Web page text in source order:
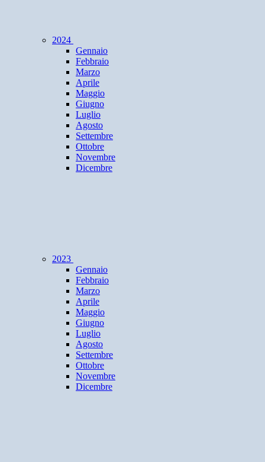
2024
Gennaio
Febbraio
Marzo
Aprile
Maggio
Giugno
Luglio
Agosto
Settembre
Ottobre
Novembre
Dicembre
2023
Gennaio
Febbraio
Marzo
Aprile
Maggio
Giugno
Luglio
Agosto
Settembre
Ottobre
Novembre
Dicembre